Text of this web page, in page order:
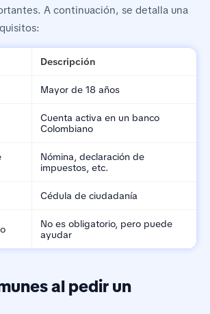
A continuación, se detalla una
Descripción
Mayor de 18 años
Cuenta activa en un banco
Colombiano
Nómina, declaración de
impuestos, etc.
Cédula de ciudadanía
No es obligatorio, pero puede
ayudar
al pedir un